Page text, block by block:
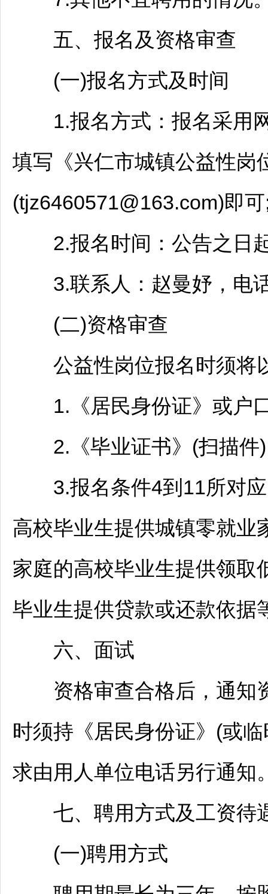
五、报名及资格审查
(一)报名方式及时间
1.报名方式：报名采用网
填写《兴仁市城镇公益性岗
(tjz6460571@163.com)即
2.报名时间：公告之日
3.联系人：赵曼妤，电
(二)资格审查
公益性岗位报名时须将
1.《居民身份证》或户
2.《毕业证书》(扫描件
3.报名条件4到11所对应
高校毕业生提供城镇零就业
家庭的高校毕业生提供领取
毕业生提供贷款或还款依据
六、面试
资格审查合格后，通知
时须持《居民身份证》(或
求由用人单位电话另行通知
七、聘用方式及工资待
(一)聘用方式